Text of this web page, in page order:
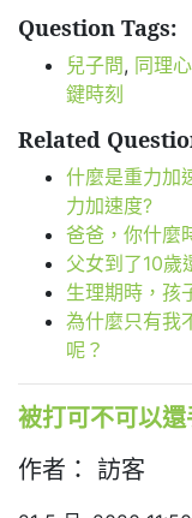
Question Tags:
兒子問, 同理心
鍵時刻
Related
什麼是重力加
力加速度?
爸爸，你什麼
父女到了10歲
生理期時，孩
為什麼只有我
呢？
被打可不可以還
作者： 訪客